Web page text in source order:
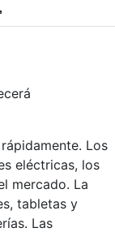
Los
eléctricas, los
mercado. La
tabletas y
Las